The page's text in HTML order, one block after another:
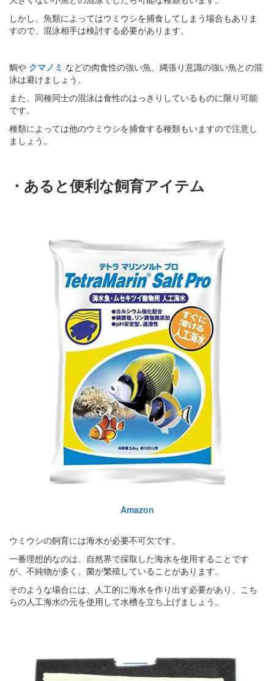
しかし、魚類によってはウミウシを捕食してしまう場合もありま
すので、混泳相手は検討する必要があります。
鯛や クマノミ などの肉食性の強い魚、縄張り意識の強い魚との混
泳は避けましょう。
また、同種同士の混泳は食性のはっきりしているものに限り可能
です。
種類によっては他のウミウシを捕食する種類もいますので注意し
ましょう。
・あると便利な飼育アイテム
Amazon
ウミウシの飼育には海水が必要不可欠です。
一番理想的なのは、自然界で採取した海水を使用することです
が、不純物が多く、菌が繁殖していることがあります。
そのような場合には、人工的に海水を作り出す必要があり、こち
らの人工海水の元を使用して水槽を立ち上げましょう。